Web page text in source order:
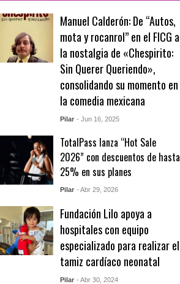
Manuel Calderón: De “Autos,
mota y rocanrol” en el FICG a
la nostalgia de «Chespirito:
Sin Querer Queriendo»,
consolidando su momento en
la comedia mexicana
Pilar - Jun 16, 2025
TotalPass lanza “Hot Sale
2026” con descuentos de hasta
25% en sus planes
Pilar - Abr 29, 2026
Fundación Lilo apoya a
hospitales con equipo
especializado para realizar el
tamiz cardíaco neonatal
Pilar - Abr 30, 2024